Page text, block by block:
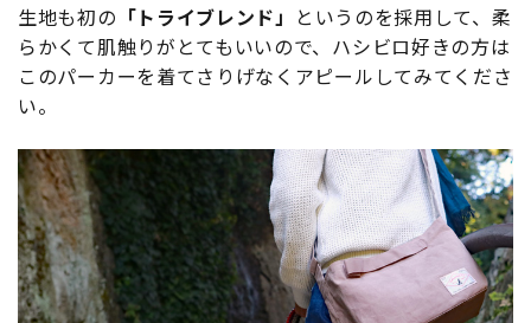
生地も初の 「トライブレンド」 というのを採用して、柔
らかくて肌触りがとてもいいので、ハシビロ好きの方は
このパーカーを着てさりげなくアピールしてみてくださ
い。